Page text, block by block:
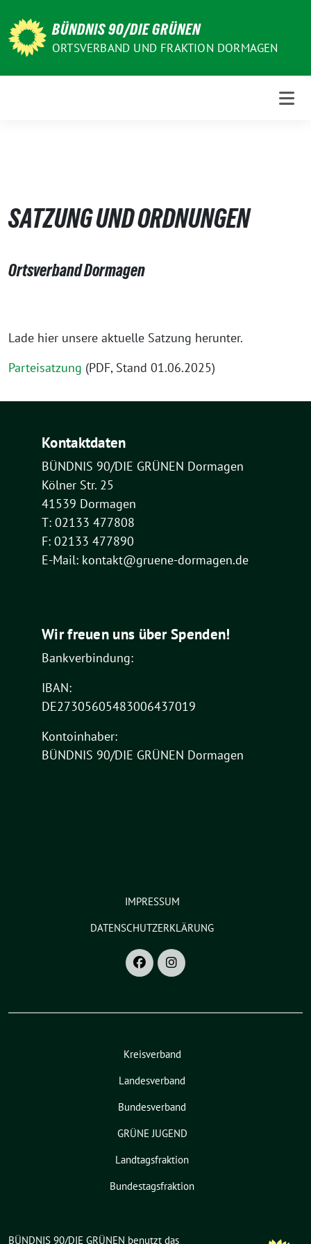
zum
Inhalt
BÜNDNIS 90/DIE GRÜNEN
ORTSVERBAND UND FRAKTION DORMAGEN
SATZUNG UND ORDNUNGEN
Ortsverband Dormagen
Lade hier unsere aktuelle Satzung herunter.
Parteisatzung (PDF, Stand 01.06.2025)
Kontaktdaten
BÜNDNIS 90/DIE GRÜNEN Dormagen
Kölner Str. 25
41539 Dormagen
T: 02133 477808
F: 02133 477890
E-Mail: kontakt@gruene-dormagen.de
Wir freuen uns über Spenden!
Bankverbindung:
IBAN:
DE27305605483006437019
Kontoinhaber:
BÜNDNIS 90/DIE GRÜNEN Dormagen
IMPRESSUM
DATENSCHUTZERKLÄRUNG
Kreisverband
Landesverband
Bundesverband
GRÜNE JUGEND
Landtagsfraktion
Bundestagsfraktion
BÜNDNIS 90/DIE GRÜNEN benutzt das